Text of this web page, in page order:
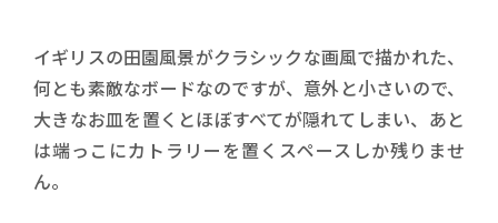
イギリスの田園風景がクラシックな画風で描かれた、
何とも素敵なボードなのですが、意外と小さいので、
大きなお皿を置くとほぼすべてが隠れてしまい、あと
は端っこにカトラリーを置くスペースしか残りませ
ん。